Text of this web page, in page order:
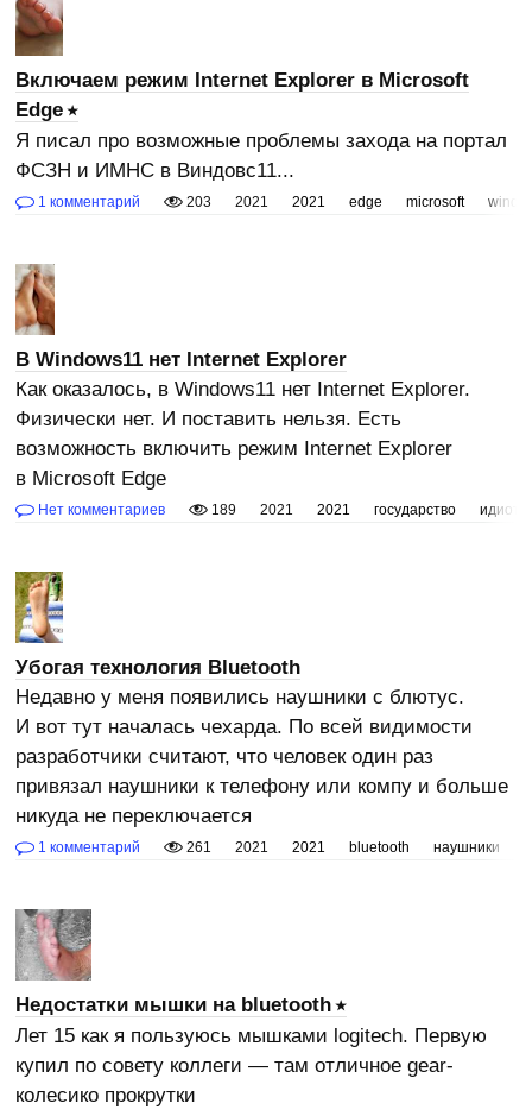
Включаем режим Internet Explorer в Microsoft
Edge
Я писал про возможные проблемы захода на портал
ФСЗН и ИМНС в Виндовс11...
1 комментарий 203 2021 2021 edge microsoft
В Windows11 нет Internet Explorer
Как оказалось, в Windows11 нет Internet Explorer.
Физически нет. И поставить нельзя. Есть
возможность включить режим Internet Explorer
в Microsoft Edge
Нет комментариев 189 2021 2021 государство идиоты
Убогая технология Bluetooth
Недавно у меня появились наушники с блютус.
И вот тут началась чехарда. По всей видимости
разработчики считают, что человек один раз
привязал наушники к телефону или компу и больше
никуда не переключается
1 комментарий 261 2021 2021 bluetooth наушники
Недостатки мышки на bluetooth
Лет 15 как я пользуюсь мышками logitech. Первую
купил по совету коллеги — там отличное gear-
колесико прокрутки